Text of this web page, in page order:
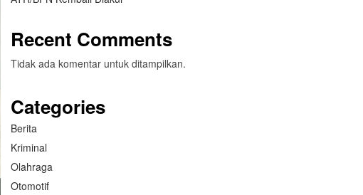
Recent Comments
Tidak ada komentar untuk ditampilkan.
Categories
Berita
Kriminal
Olahraga
Otomotif